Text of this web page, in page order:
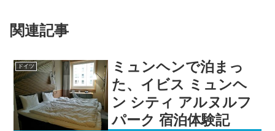
関連記事
ドイツ
ミュンヘンで泊まっ
た、イビス ミュンヘ
ン シティ アルヌルフ
パーク 宿泊体験記